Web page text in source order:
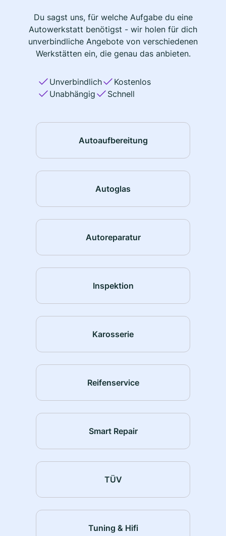
Du sagst uns, für welche Aufgabe du eine
Autowerkstatt benötigst - wir holen für dich
unverbindliche Angebote von verschiedenen
Werkstätten ein, die genau das anbieten.
Unverbindlich
Kostenlos
Unabhängig
Schnell
Autoaufbereitung
Autoglas
Autoreparatur
Inspektion
Karosserie
Reifenservice
Smart Repair
TÜV
Tuning & Hifi